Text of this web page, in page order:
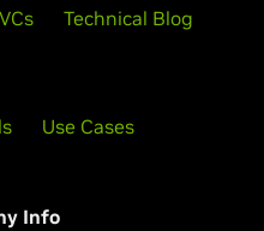
Technical Blog
Use Cases
Info